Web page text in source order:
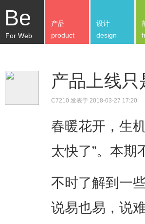
Be
For Web
产品
product
设计
design
产品上线只
C7210 发表于 2018-03-27 17:20
春暖花开，生
太快了”。本期
不时了解到一
说易也易，说